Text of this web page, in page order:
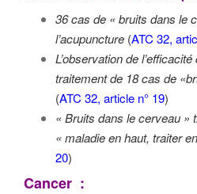
36 cas de « bruits dans le
l’acupuncture (ATC 32,
L’observation de
traitement de 18 cas de
(ATC 32, article n° 19)
« Bruits dans le cerveau »
« maladie en haut, traiter
20)
Cancer :